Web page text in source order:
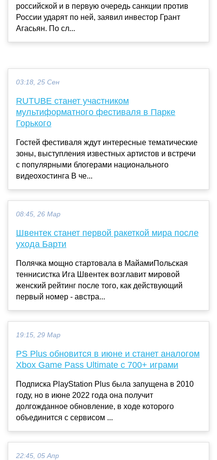
российской и в первую очередь санкции против
России ударят по ней, заявил инвестор Грант
Агасьян. По сл...
03:18, 25 Сен
RUTUBE станет участником
мультиформатного фестиваля в Парке
Горького
Гостей фестиваля ждут интересные тематические
зоны, выступления известных артистов и встречи
с популярными блогерами национального
видеохостинга В че...
08:45, 26 Мар
Швентек станет первой ракеткой мира после
ухода Барти
Полячка мощно стартовала в МайамиПольская
теннисистка Ига Швентек возглавит мировой
женский рейтинг после того, как действующий
первый номер - австра...
19:15, 29 Мар
PS Plus обновится в июне и станет аналогом
Xbox Game Pass Ultimate с 700+ играми
Подписка PlayStation Plus была запущена в 2010
году, но в июне 2022 года она получит
долгожданное обновление, в ходе которого
объединится с сервисом ...
22:45, 05 Апр